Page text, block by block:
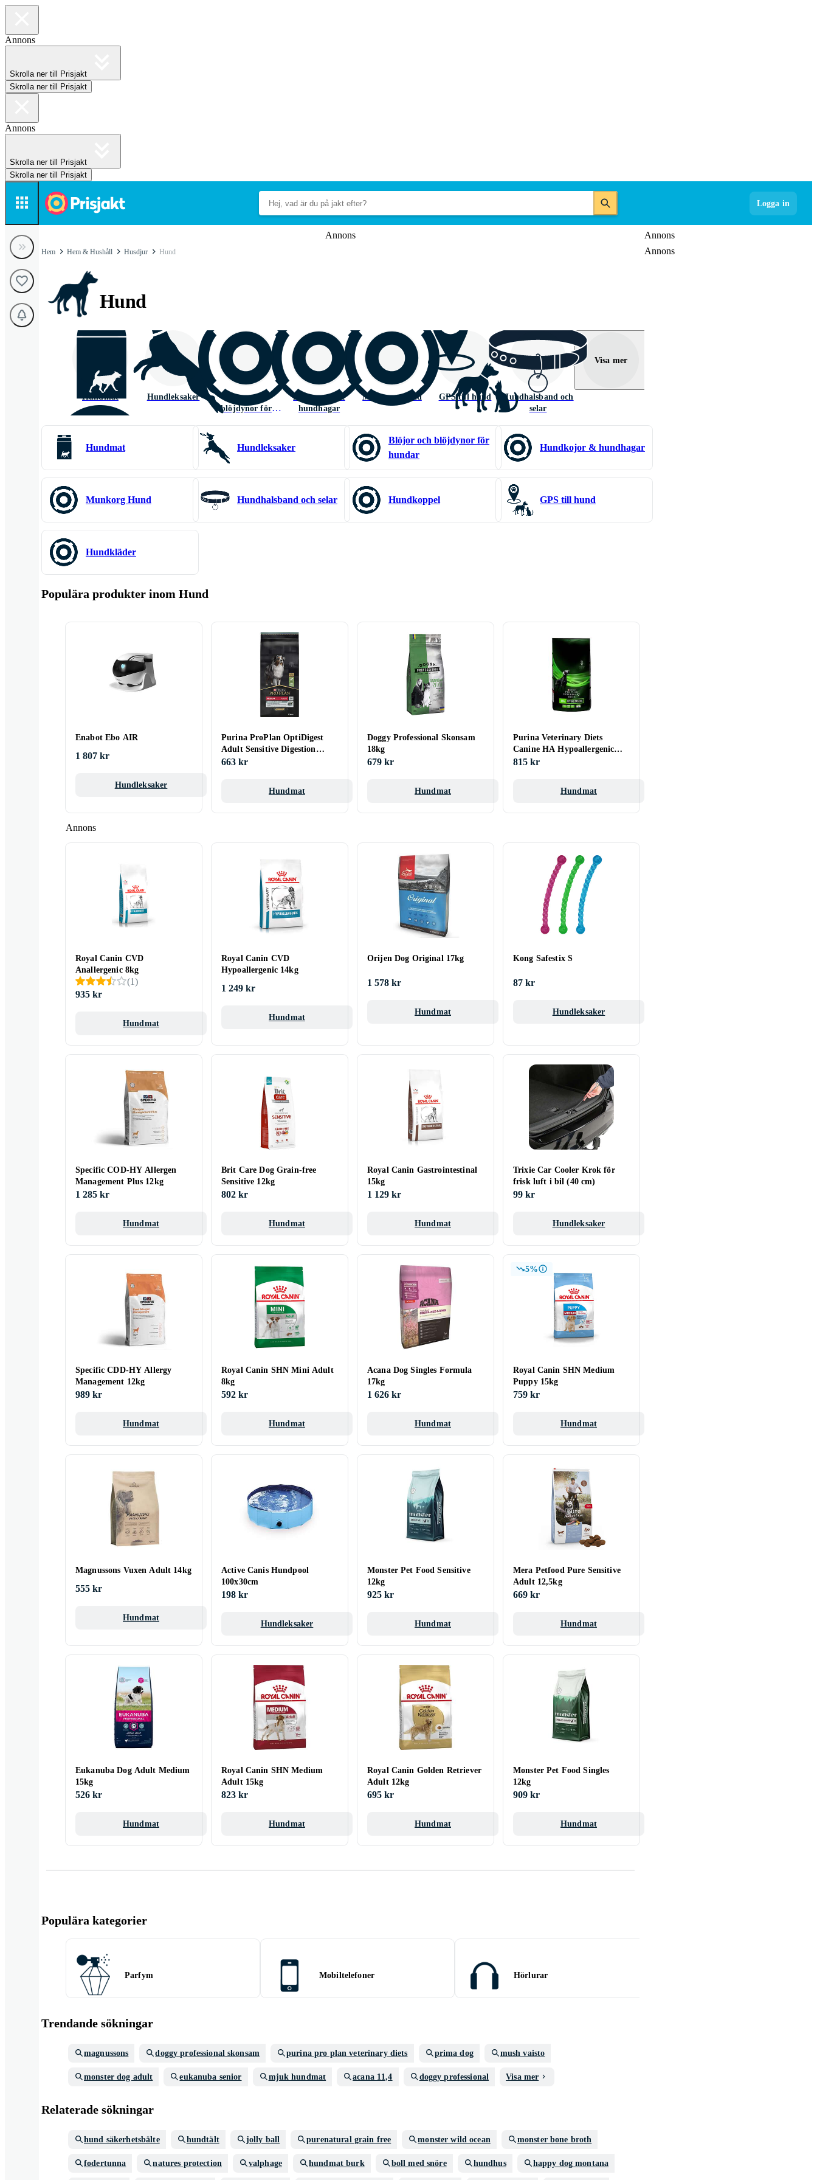
Annons
Skrolla ner till Prisjakt
Skrolla ner till Prisjakt
Annons
Skrolla ner till Prisjakt
Skrolla ner till Prisjakt
Logga in
Annons
Annons
Annons
Hem Hem & Hushåll Husdjur Hund
Hund
Visa mer
Hundmat Hundleksaker
Blöjor och
blöjdynor för
Hundkojor &
hundhagar
Munkorg Hund GPS till hund
Hundhalsband och
selar
Hundmat Hundleksaker
Blöjor och blöjdynor för
hundar
Hundkojor & hundhagar
Munkorg Hund Hundhalsband och selar Hundkoppel GPS till hund
Hundkläder
Populära produkter inom Hund
Annons
Enabot Ebo AIR
1 807 kr
Hundleksaker
Purina ProPlan OptiDigest
Adult Sensitive Digestion
Medium 14kg
663 kr
Hundmat
Doggy Professional Skonsam
18kg
679 kr
Hundmat
Purina Veterinary Diets
Canine HA Hypoallergenic
11kg
815 kr
Hundmat
Royal Canin CVD
Anallergenic 8kg
(1)
935 kr
Hundmat
Royal Canin CVD
Hypoallergenic 14kg
1 249 kr
Hundmat
Orijen Dog Original 17kg
1 578 kr
Hundmat
Kong Safestix S
87 kr
Hundleksaker
Specific COD-HY Allergen
Management Plus 12kg
1 285 kr
Hundmat
Brit Care Dog Grain-free
Sensitive 12kg
802 kr
Hundmat
Royal Canin Gastrointestinal
15kg
1 129 kr
Hundmat
Trixie Car Cooler Krok för
frisk luft i bil (40 cm)
99 kr
Hundleksaker
Specific CDD-HY Allergy
Management 12kg
989 kr
Hundmat
Royal Canin SHN Mini Adult
8kg
592 kr
Hundmat
Acana Dog Singles Formula
17kg
1 626 kr
Hundmat
5%
Royal Canin SHN Medium
Puppy 15kg
759 kr
Hundmat
Magnussons Vuxen Adult 14kg
555 kr
Hundmat
Active Canis Hundpool
100x30cm
198 kr
Hundleksaker
Monster Pet Food Sensitive
12kg
925 kr
Hundmat
Mera Petfood Pure Sensitive
Adult 12,5kg
669 kr
Hundmat
Eukanuba Dog Adult Medium
15kg
526 kr
Hundmat
Royal Canin SHN Medium
Adult 15kg
823 kr
Hundmat
Royal Canin Golden Retriever
Adult 12kg
695 kr
Hundmat
Monster Pet Food Singles
12kg
909 kr
Hundmat
Populära kategorier
Parfym Mobiltelefoner Hörlurar
Trendande sökningar
magnussons doggy professional skonsam purina pro plan veterinary diets prima dog mush vaisto
monster dog adult eukanuba senior mjuk hundmat acana 11,4 doggy professional Visa mer
Relaterade sökningar
hund säkerhetsbälte hundtält jolly ball purenatural grain free monster wild ocean monster bone broth
fodertunna natures protection valphage hundmat burk boll med snöre hundhus happy dog montana